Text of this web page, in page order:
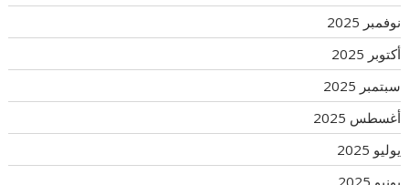
نوفمبر 2025
أكتوبر 2025
سبتمبر 2025
أغسطس 2025
يوليو 2025
يونيو 2025